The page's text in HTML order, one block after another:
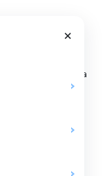
de forma rápida
×